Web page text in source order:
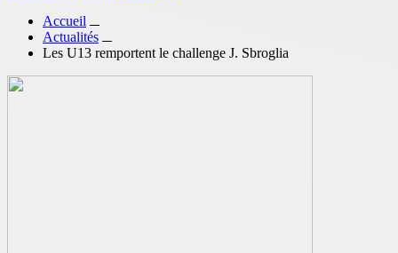
Accueil
Actualités
Les U13 remportent le challenge J. Sbroglia